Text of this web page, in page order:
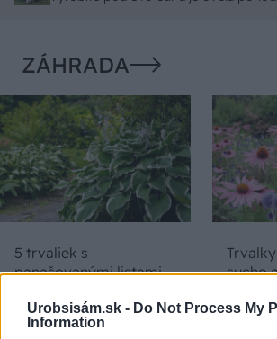
Urobsisám.sk - Do Not Process My
Information
ZÁHRADA
5 trvaliek s
panašovanými listami,
záhonu celosezónny
šmrnc
sucho
ktoré